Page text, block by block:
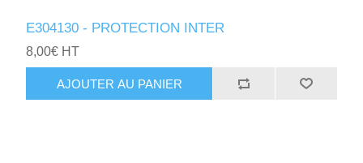
E304130 - PROTECTION INTER
8,00€ HT
AJOUTER AU PANIER